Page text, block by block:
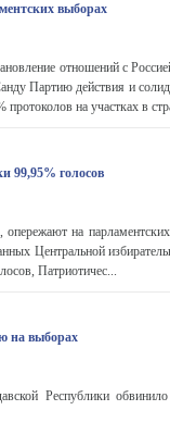
выборах
отношений с
Партию действия и
на участках в
99,95% голосов
на
Центральной
Патриотичес...
на выборах
Республики